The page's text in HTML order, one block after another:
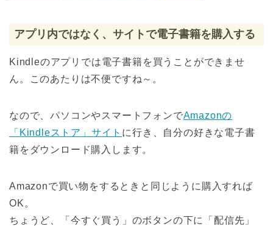
アプリ内ではなく、サイトで電子書籍を購入する
Kindleのアプリでは電子書籍を買うことができませ
ん。このあたりは不便ですね～。
なので、パソコンやスマートフォンでAmazonの
「Kindleストア」サイト に行き、自分の好きな電子書
籍をダウンロード購入します。
Amazonで買い物をするときと同じように購入すれば
OK。
ちょうど、「今すぐ買う」のボタンの下に「配信先」